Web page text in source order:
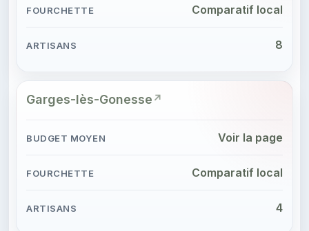
Comparatif local
8
Garges-lès-Gonesse
Voir la page
Comparatif local
4